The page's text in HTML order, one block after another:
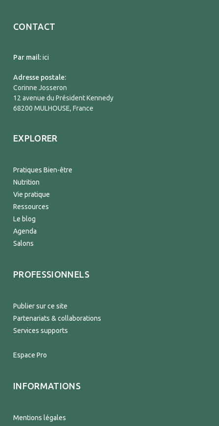
CONTACT
Par mail:ici
Adresse postale:
Corinne Josseron
12 avenue du Président Kennedy
68200 MULHOUSE, France
EXPLORER
Pratiques Bien-être
Nutrition
Vie pratique
Ressources
Le blog
Agenda
Salons
PROFESSIONNELS
Publier sur ce site
Partenariats & collaborations
Services supports
Espace Pro
INFORMATIONS
Mentions légales